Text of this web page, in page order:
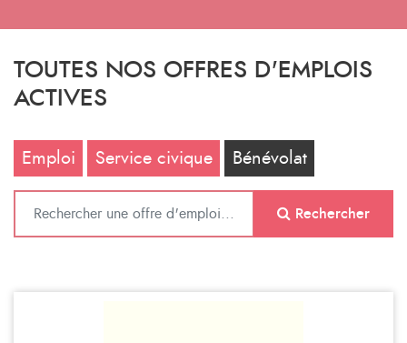
TOUTES NOS OFFRES D'EMPLOIS
ACTIVES
Emploi Service civique Bénévolat
Rechercher